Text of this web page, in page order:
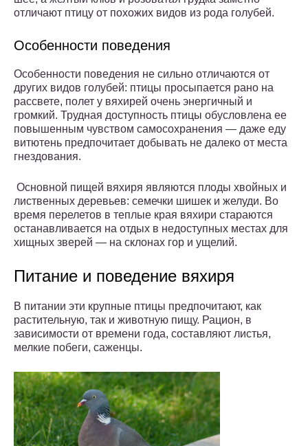
отличают птицу от похожих видов из рода голубей.
Особенности поведения
Особенности поведения не сильно отличаются от
других видов голубей: птицы просыпается рано на
рассвете, полет у вяхирей очень энергичный и
громкий. Трудная доступность птицы обусловлена ее
повышенным чувством самосохранения — даже еду
витютень предпочитает добывать не далеко от места
гнездования.
Основной пищей вяхиря являются плоды хвойных и
лиственных деревьев: семечки шишек и желуди. Во
время перелетов в теплые края вяхири стараются
останавливается на отдых в недоступных местах для
хищных зверей — на склонах гор и ущелий.
Питание и поведение вяхиря
В питании эти крупные птицы предпочитают, как
растительную, так и животную пищу. Рацион, в
зависимости от времени года, составляют листья,
мелкие побеги, саженцы.